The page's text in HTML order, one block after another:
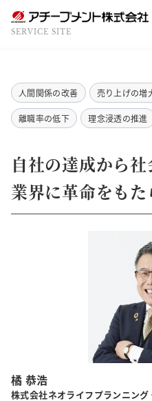
SERVICE SITE
人間関係の改善 売り上げの増
離職率の低下 理念浸透の推進
自社の達成から社
業界に革命をも
橘 恭浩
株式会社ネオライフプランニン